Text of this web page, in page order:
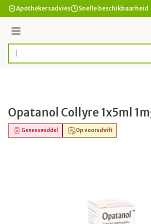
Ga naar de inhoud
Apothekersadvies Snelle beschikbaarheid
Menu
Product, merk, categorie...
Opatanol Collyre 1x5ml
Op voorschrift
Geneesmiddel